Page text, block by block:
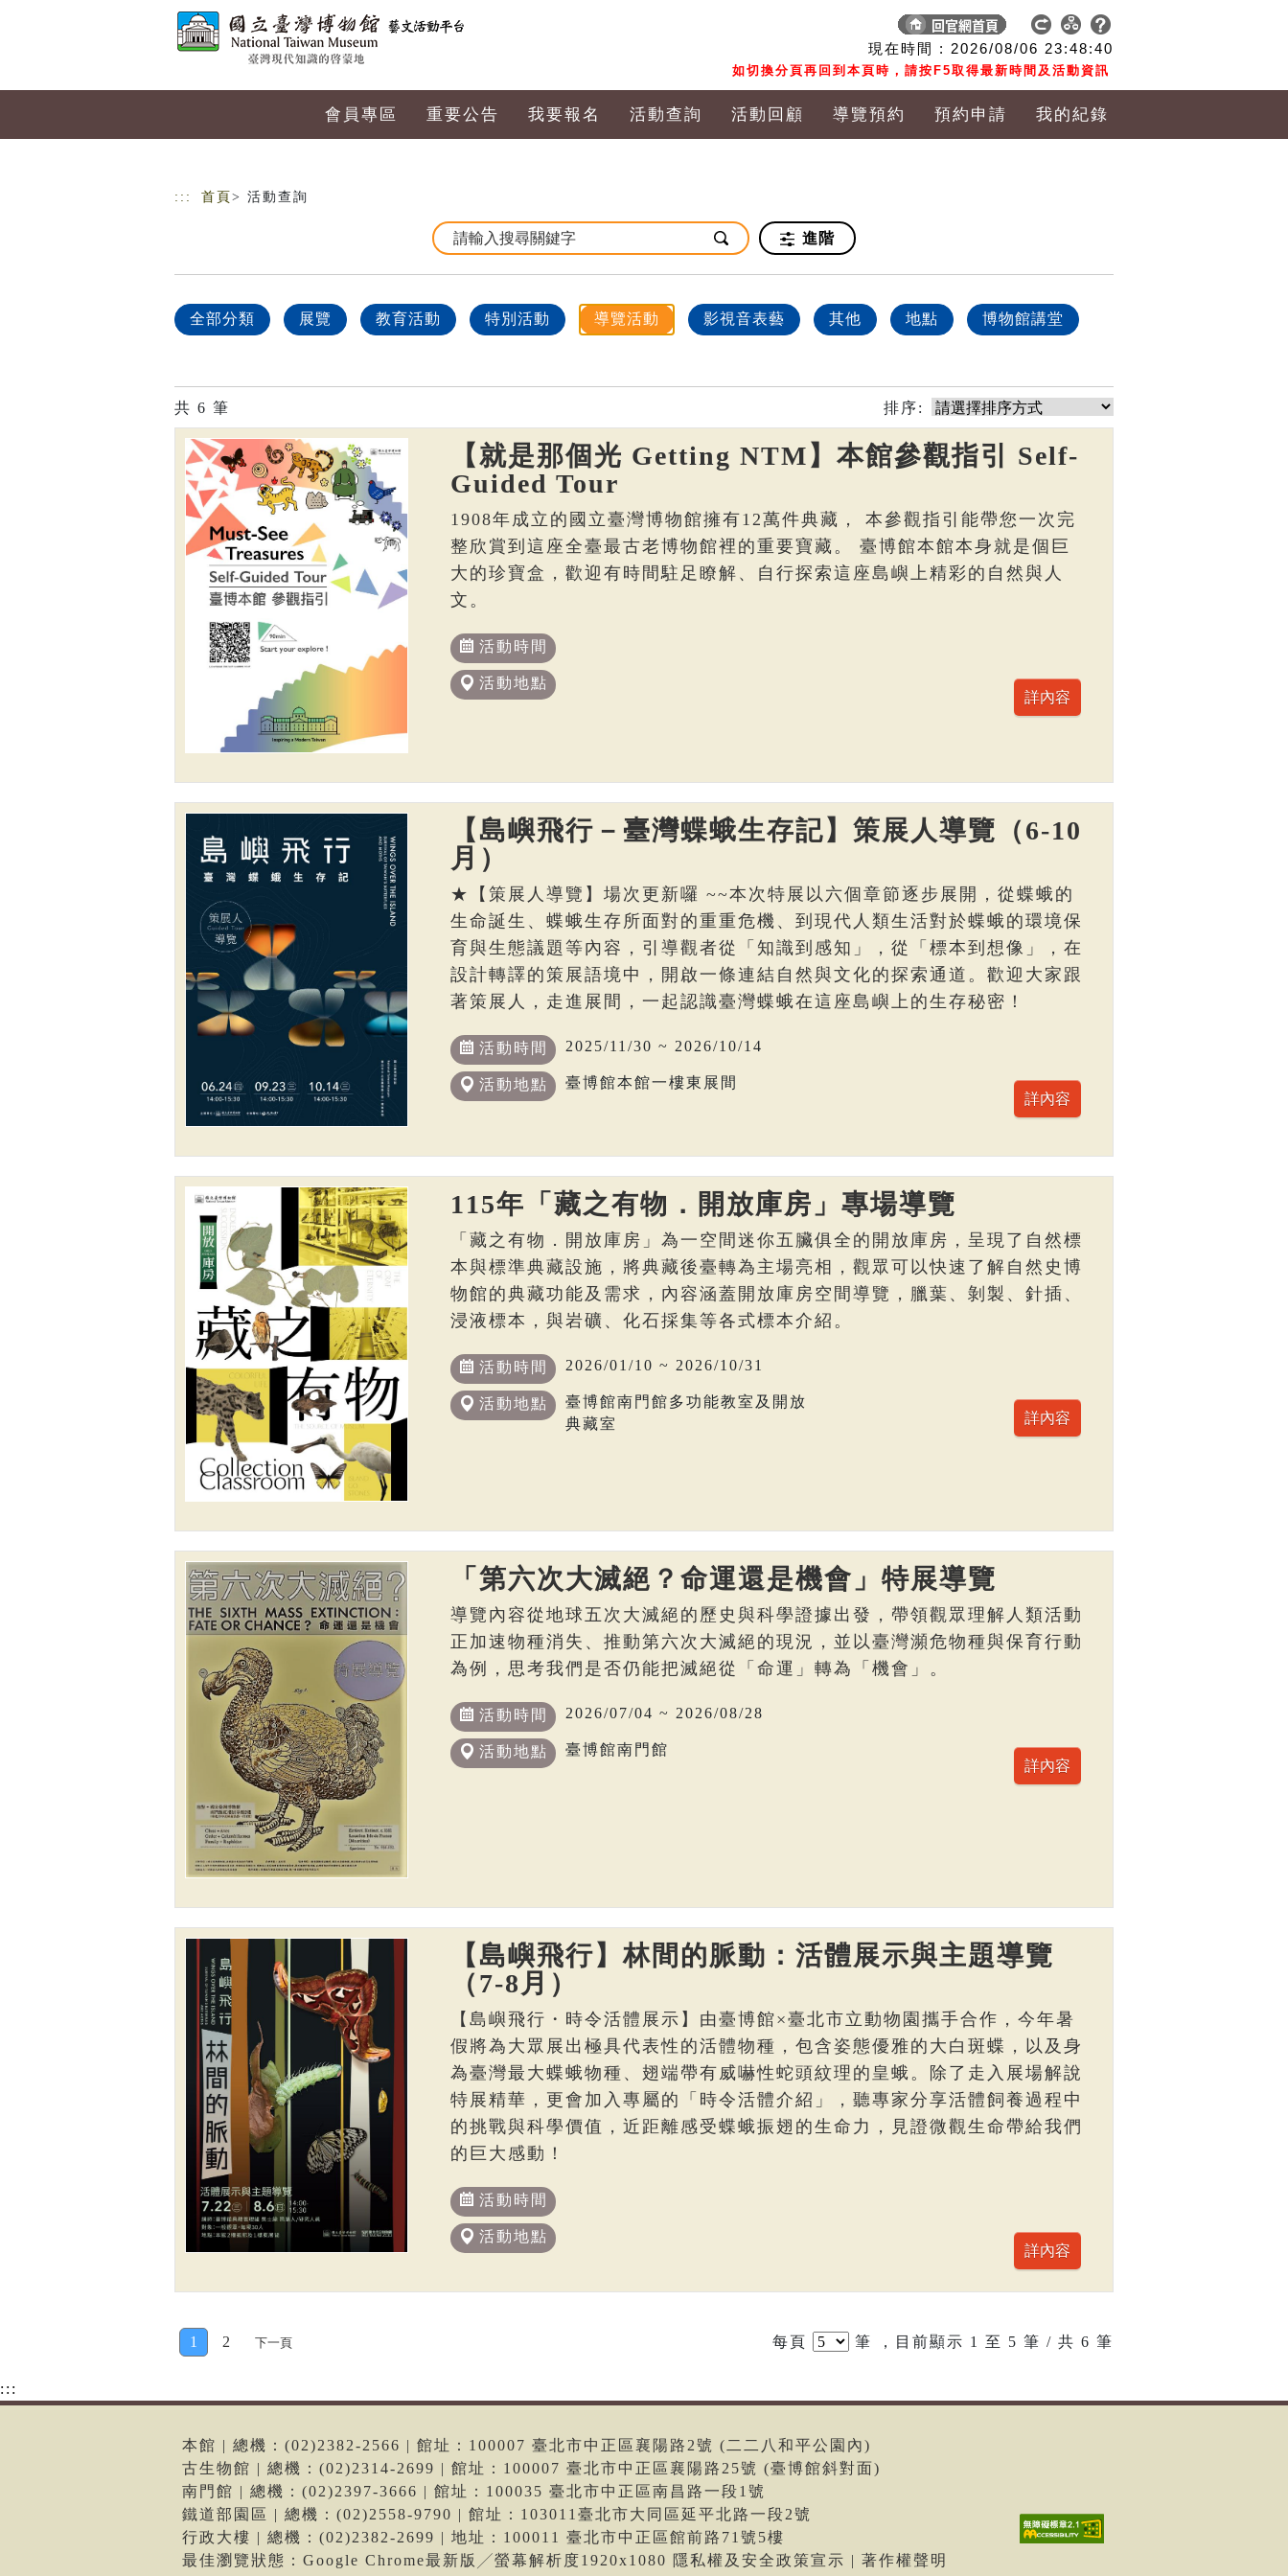
現在時間 : 2026/08/06 23:48:40
如切換分頁再回到本頁時，請按F5取得最新時間及活動資訊
會員專區 重要公告 我要報名 活動查詢 活動回顧 導覽預約 預約申請 我的紀錄
::: 首頁 > 活動查詢
進階
全部分類 展覽 教育活動 特別活動 導覽活動 影視音表藝 其他 地點 博物館講堂
共 6 筆 排序:
【就是那個光 Getting NTM】本館參觀指引 Self-
Guided Tour
1908年成立的國立臺灣博物館擁有12萬件典藏， 本參觀指引能帶您一次完
整欣賞到這座全臺最古老博物館裡的重要寶藏。 臺博館本館本身就是個巨
大的珍寶盒，歡迎有時間駐足瞭解、自行探索這座島嶼上精彩的自然與人
文。
活動時間
活動地點
【島嶼飛行－臺灣蝶蛾生存記】策展人導覽（6-10
月）
★【策展人導覽】場次更新囉 ~~本次特展以六個章節逐步展開，從蝶蛾的
生命誕生、蝶蛾生存所面對的重重危機、到現代人類生活對於蝶蛾的環境保
育與生態議題等內容，引導觀者從「知識到感知」，從「標本到想像」，在
設計轉譯的策展語境中，開啟一條連結自然與文化的探索通道。歡迎大家跟
著策展人，走進展間，一起認識臺灣蝶蛾在這座島嶼上的生存秘密！
活動時間 2025/11/30 ~ 2026/10/14
活動地點 臺博館本館一樓東展間
115年「藏之有物．開放庫房」專場導覽
「藏之有物．開放庫房」為一空間迷你五臟俱全的開放庫房，呈現了自然標
本與標準典藏設施，將典藏後臺轉為主場亮相，觀眾可以快速了解自然史博
物館的典藏功能及需求，內容涵蓋開放庫房空間導覽，臘葉、剝製、針插、
浸液標本，與岩礦、化石採集等各式標本介紹。
活動時間 2026/01/10 ~ 2026/10/31
活動地點
臺博館南門館多功能教室及開放
典藏室
「第六次大滅絕？命運還是機會」特展導覽
導覽內容從地球五次大滅絕的歷史與科學證據出發，帶領觀眾理解人類活動
正加速物種消失、推動第六次大滅絕的現況，並以臺灣瀕危物種與保育行動
為例，思考我們是否仍能把滅絕從「命運」轉為「機會」。
活動時間 2026/07/04 ~ 2026/08/28
活動地點 臺博館南門館
【島嶼飛行】林間的脈動：活體展示與主題導覽
（7-8月）
【島嶼飛行・時令活體展示】由臺博館×臺北市立動物園攜手合作，今年暑
假將為大眾展出極具代表性的活體物種，包含姿態優雅的大白斑蝶，以及身
為臺灣最大蝶蛾物種、翅端帶有威嚇性蛇頭紋理的皇蛾。除了走入展場解說
特展精華，更會加入專屬的「時令活體介紹」，聽專家分享活體飼養過程中
的挑戰與科學價值，近距離感受蝶蛾振翅的生命力，見證微觀生命帶給我們
的巨大感動！
活動時間
活動地點
1 2 下一頁 每頁 筆 ，目前顯示 1 至 5 筆 / 共 6 筆
:::
本館 | 總機：(02)2382-2566 | 館址：100007 臺北市中正區襄陽路2號 (二二八和平公園內)
古生物館 | 總機：(02)2314-2699 | 館址：100007 臺北市中正區襄陽路25號 (臺博館斜對面)
南門館 | 總機：(02)2397-3666 | 館址：100035 臺北市中正區南昌路一段1號
鐵道部園區 | 總機：(02)2558-9790 | 館址：103011臺北市大同區延平北路一段2號
行政大樓 | 總機：(02)2382-2699 | 地址：100011 臺北市中正區館前路71號5樓
最佳瀏覽狀態：Google Chrome最新版╱螢幕解析度1920x1080 隱私權及安全政策宣示 | 著作權聲明